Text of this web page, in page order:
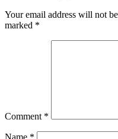
Your email address will not
marked *
Comment *
Name *